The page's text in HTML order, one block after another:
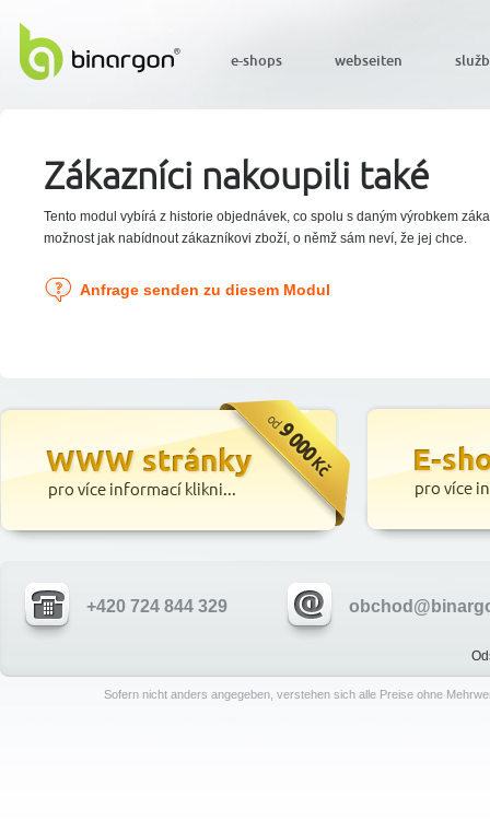
Zákazníci nakoupili také
Tento modul vybírá z historie objednávek, co spolu s daným výrobkem
možnost jak nabídnout zákazníkovi zboží, o němž sám neví, že jej chce.
Anfrage senden zu diesem Modul
+420 724 844 329
Sofern nicht anders angegeben, verstehen sich alle Preise ohne
e-shops webseiten